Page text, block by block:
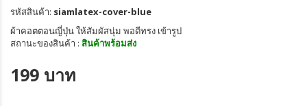
รหัสสินค้า: siamlatex-cover-blue
ผ้าคอตตอนญี่ปุ่น ให้สัมผัสนุ่ม พอดีทรง เข้ารูป
สถานะของสินค้า : สินค้าพร้อมส่ง
199 บาท